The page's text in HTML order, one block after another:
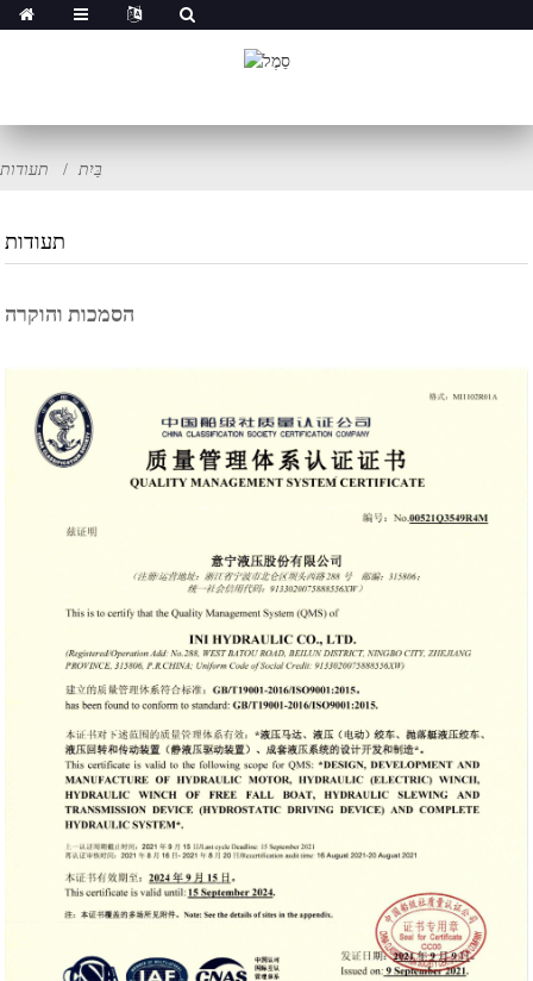
בַּיִת תעודות
תעודות
הסמכות והוקרה